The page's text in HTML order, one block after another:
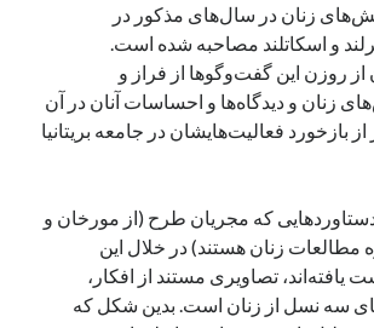
زنان در سال‌های مذکور در
و اسکاتلند مصاحبه شده است.
روزن این گفت‌وگوها از فراز و
زنان و دیدگاه‌ها و احساسات آنان در آن
از بازخورد فعالیت‌هایشان در جامعه بریتانیا
که مجریان طرح (از مورخان و
زنان هستند) در خلال این
یافته‌اند، تصاویری مستند از افکار،
سه نسل از زنان است. بدین شکل که